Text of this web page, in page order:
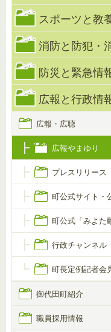
スポーツと教
消防と防犯・
防災と緊急情
広報と行政情
広報・広聴
広報やまゆり
プレスリリース
町公式サイト・
町公式「みよた
行政チャンネル
町長定例記者会
御代田町紹介
職員採用情報